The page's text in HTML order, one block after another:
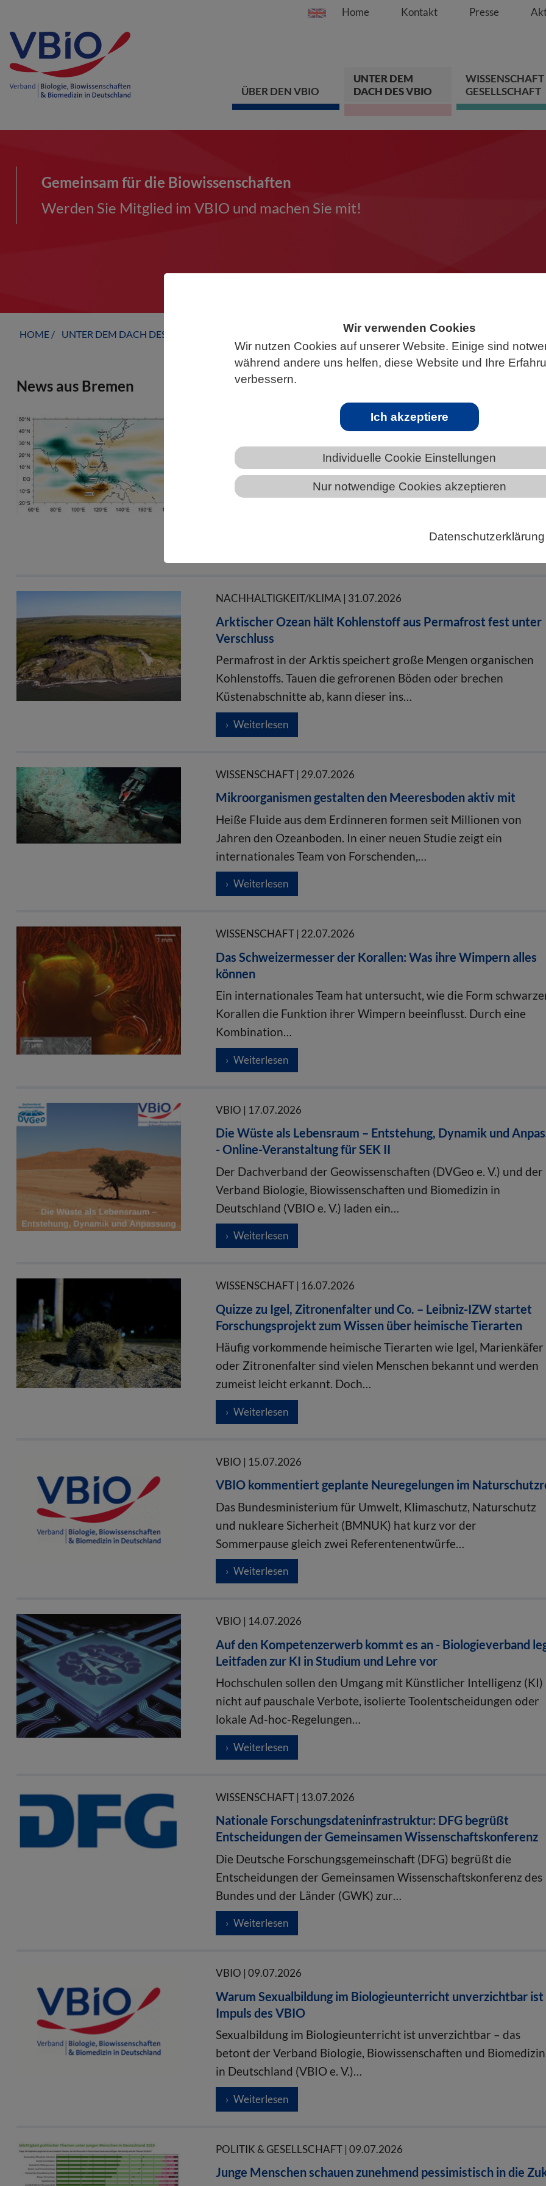
Wir verwenden Cookies
Wir nutzen Cookies auf unserer Website. Einige sind
während andere uns helfen, diese Website und Ihre
verbessern.
Ich akzeptiere
Individuelle Cookie Einstellungen
Nur notwendige Cookies akzeptieren
Datenschutzerklärung
Springe direkt zu:
Zum Hauptinhalt
Zur Hauptnavigation
Zur Footer-
Home Kontakt Presse
ÜBER DEN VBIO
UNTER DEM
DACH DES VBIO
GESELLSCHAFT
Gemeinsam für die Biowissenschaften
Werden Sie Mitglied im VBIO und machen Sie mit!
HOME UNTER DEM DACH DES VBIO BREMEN News aus Bremen
News aus Bremen
NACHHALTIGKEIT/KLIMA | 05.08.2026
Wie das Indo-Pazifische Wärmebecken Regenmuster über
Jahrtausende steuert
Was im Indo-Pazifischen Wärmebecken geschieht, bleibt nicht
dort. Die Region ist seit Langem dafür bekannt, Wetter und
NACHHALTIGKEIT/KLIMA | 31.07.2026
Arktischer Ozean hält Kohlenstoff aus Permafrost fest unter
Verschluss
Permafrost in der Arktis speichert große Mengen organischen
Kohlenstoffs. Tauen die gefrorenen Böden oder brechen
Küstenabschnitte ab, kann dieser ins…
Weiterlesen
WISSENSCHAFT | 29.07.2026
Mikroorganismen gestalten den Meeresboden aktiv mit
Heiße Fluide aus dem Erdinneren formen seit Millionen von
Jahren den Ozeanboden. In einer neuen Studie zeigt ein
internationales Team von Forschenden,…
Weiterlesen
WISSENSCHAFT | 22.07.2026
Das Schweizermesser der Korallen: Was ihre Wimpern alles
können
Ein internationales Team hat untersucht, wie die Form
Korallen die Funktion ihrer Wimpern beeinflusst. Durch eine
Kombination…
Weiterlesen
VBIO | 17.07.2026
Die Wüste als Lebensraum – Entstehung, Dynamik und
- Online-Veranstaltung für SEK II
Der Dachverband der Geowissenschaften (DVGeo e. V.) und der
Verband Biologie, Biowissenschaften und Biomedizin in
Deutschland (VBIO e. V.) laden ein…
Weiterlesen
WISSENSCHAFT | 16.07.2026
Quizze zu Igel, Zitronenfalter und Co. – Leibniz-IZW startet
Forschungsprojekt zum Wissen über heimische Tierarten
Häufig vorkommende heimische Tierarten wie Igel, Marienkäfer
oder Zitronenfalter sind vielen Menschen bekannt und werden
zumeist leicht erkannt. Doch…
Weiterlesen
VBIO | 15.07.2026
VBIO kommentiert geplante Neuregelungen im
Das Bundesministerium für Umwelt, Klimaschutz, Naturschutz
und nukleare Sicherheit (BMNUK) hat kurz vor der
Sommerpause gleich zwei Referentenentwürfe…
Weiterlesen
VBIO | 14.07.2026
Auf den Kompetenzerwerb kommt es an - Biologieverband
Leitfaden zur KI in Studium und Lehre vor
Hochschulen sollen den Umgang mit Künstlicher Intelligenz (KI)
nicht auf pauschale Verbote, isolierte Toolentscheidungen oder
lokale Ad-hoc-Regelungen…
Weiterlesen
WISSENSCHAFT | 13.07.2026
Nationale Forschungsdateninfrastruktur: DFG begrüßt
Entscheidungen der Gemeinsamen Wissenschaftskonferenz
Die Deutsche Forschungsgemeinschaft (DFG) begrüßt die
Entscheidungen der Gemeinsamen Wissenschaftskonferenz des
Bundes und der Länder (GWK) zur…
Weiterlesen
VBIO | 09.07.2026
Warum Sexualbildung im Biologieunterricht unverzichtbar ist
Impuls des VBIO
Sexualbildung im Biologieunterricht ist unverzichtbar – das
betont der Verband Biologie, Biowissenschaften und Biomedizin
in Deutschland (VBIO e. V.)…
Weiterlesen
POLITIK & GESELLSCHAFT | 09.07.2026
Junge Menschen schauen zunehmend pessimistisch in die